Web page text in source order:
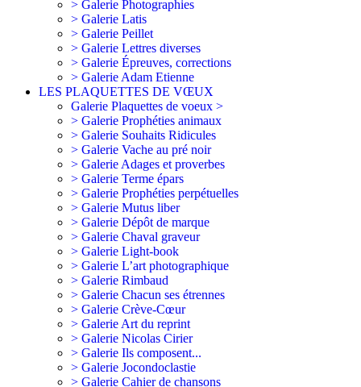
> Galerie Photographies
> Galerie Latis
> Galerie Peillet
> Galerie Lettres diverses
> Galerie Épreuves, corrections
> Galerie Adam Etienne
LES PLAQUETTES DE VŒUX
Galerie Plaquettes de voeux >
> Galerie Prophéties animaux
> Galerie Souhaits Ridicules
> Galerie Vache au pré noir
> Galerie Adages et proverbes
> Galerie Terme épars
> Galerie Prophéties perpétuelles
> Galerie Mutus liber
> Galerie Dépôt de marque
> Galerie Chaval graveur
> Galerie Light-book
> Galerie L’art photographique
> Galerie Rimbaud
> Galerie Chacun ses étrennes
> Galerie Crève-Cœur
> Galerie Art du reprint
> Galerie Nicolas Cirier
> Galerie Ils composent...
> Galerie Jocondoclastie
> Galerie Cahier de chansons